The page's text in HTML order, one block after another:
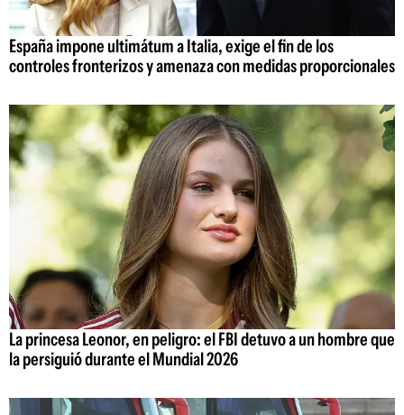
España impone ultimátum a Italia, exige el fin de los
controles fronterizos y amenaza con medidas proporcionales
La princesa Leonor, en peligro: el FBI detuvo a un hombre que
la persiguió durante el Mundial 2026